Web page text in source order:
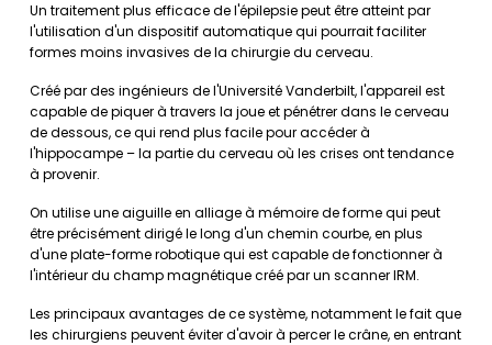
Un traitement plus efficace de l'épilepsie peut être atteint par
l'utilisation d'un dispositif automatique qui pourrait faciliter
formes moins invasives de la chirurgie du cerveau.
Créé par des ingénieurs de l'Université Vanderbilt, l'appareil est
capable de piquer à travers la joue et pénétrer dans le cerveau
de dessous, ce qui rend plus facile pour accéder à
l'hippocampe – la partie du cerveau où les crises ont tendance
à provenir.
On utilise une aiguille en alliage à mémoire de forme qui peut
être précisément dirigé le long d'un chemin courbe, en plus
d'une plate-forme robotique qui est capable de fonctionner à
l'intérieur du champ magnétique créé par un scanner IRM.
Les principaux avantages de ce système, notamment le fait que
les chirurgiens peuvent éviter d'avoir à percer le crâne, en entrant